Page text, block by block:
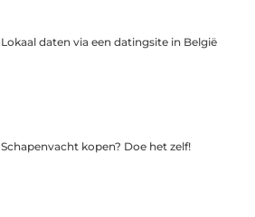
Lokaal daten via een datingsite in België
Schapenvacht kopen? Doe het zelf!